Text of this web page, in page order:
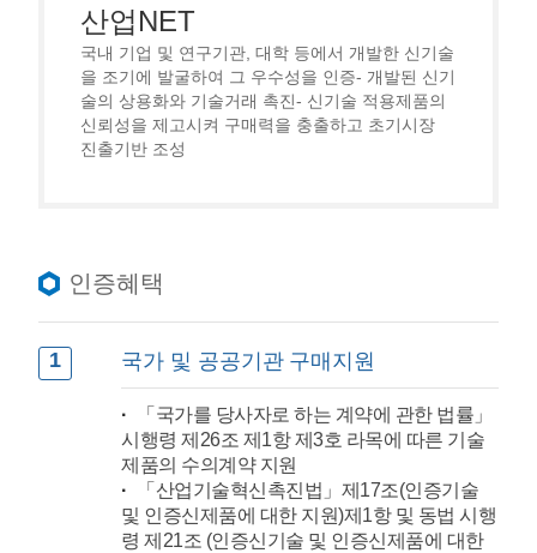
산업NET
국내 기업 및 연구기관, 대학 등에서 개발한 신기술
을 조기에 발굴하여 그 우수성을 인증- 개발된 신기
술의 상용화와 기술거래 촉진- 신기술 적용제품의
신뢰성을 제고시켜 구매력을 충출하고 초기시장
진출기반 조성
인증혜택
1 국가 및 공공기관 구매지원
「국가를 당사자로 하는 계약에 관한 법률」
시행령 제26조 제1항 제3호 라목에 따른 기술
제품의 수의계약 지원
「산업기술혁신촉진법」제17조(인증기술
및 인증신제품에 대한 지원)제1항 및 동법 시행
령 제21조 (인증신기술 및 인증신제품에 대한